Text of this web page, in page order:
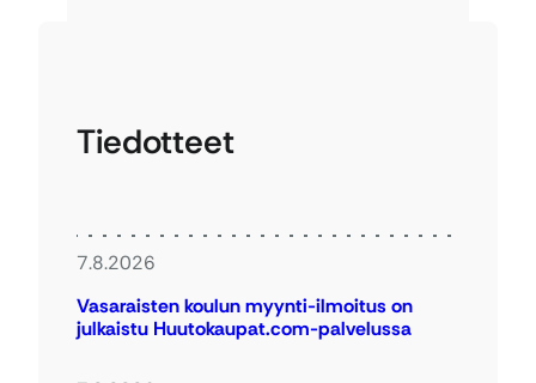
Tiedotteet
7.8.2026
Vasaraisten koulun myynti-ilmoitus on
julkaistu Huutokaupat.com-palvelussa